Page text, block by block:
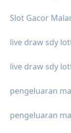
Slot Gacor
live draw sdy
live draw sdy
pengeluaran
pengeluaran